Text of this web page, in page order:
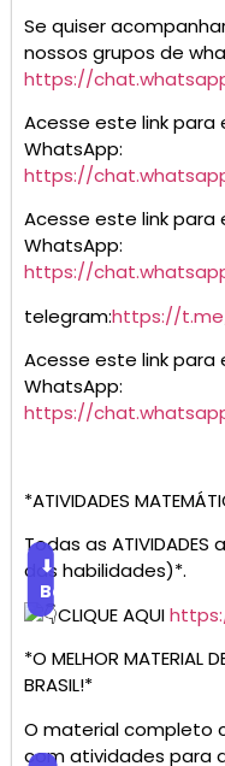
Se quiser
nossos grupos de
https://
Acesse este link
WhatsApp:
https://
Acesse este link
WhatsApp:
https://
telegram:https://t.me/
Acesse este link
WhatsApp:
https://
*ATIVIDADES
Todas as
das habilidades)*.
⬇
Baixar
CLIQUE AQUI
*O MELHOR MATERIAL
BRASIL!*
O material completo
com atividades para